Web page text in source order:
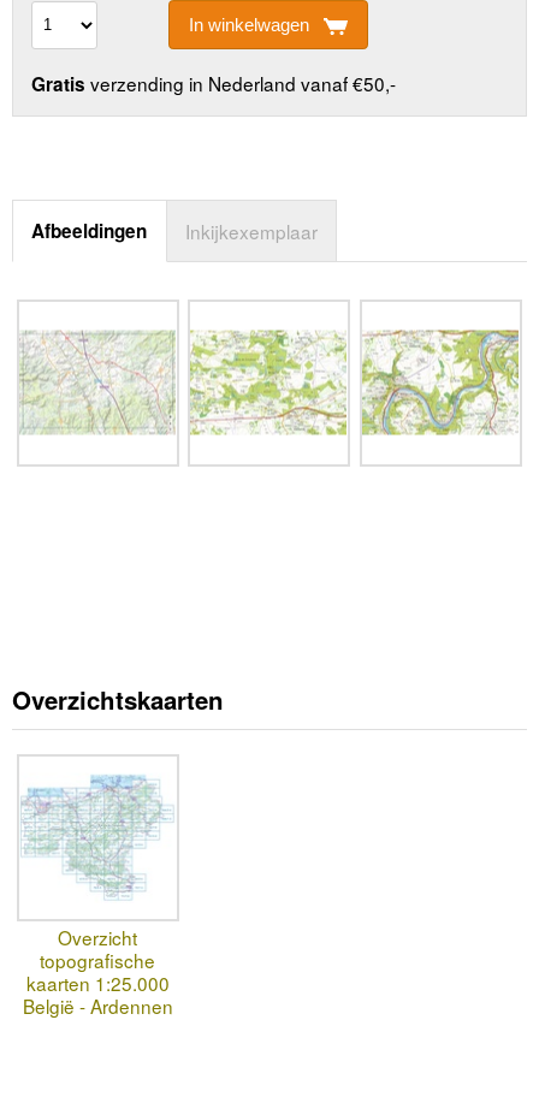
In winkelwagen
Gratis verzending in Nederland vanaf €50,-
Afbeeldingen Inkijkexemplaar
Overzichtskaarten
Overzicht
topografische
kaarten 1:25.000
België - Ardennen